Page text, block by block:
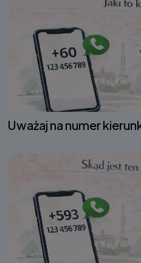
Uważaj na numer